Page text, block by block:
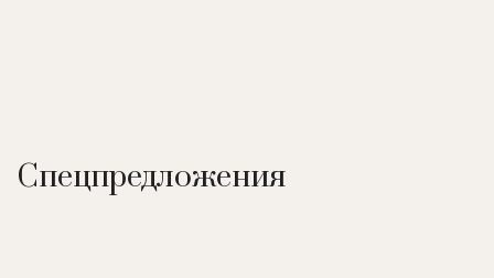
Спецпредложения